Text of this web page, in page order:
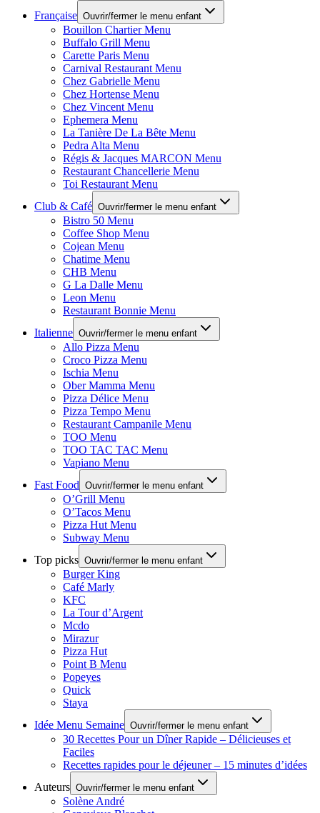
Française Ouvrir/fermer le menu enfant
Bouillon Chartier Menu
Buffalo Grill Menu
Carette Paris Menu
Carnival Restaurant Menu
Chez Gabrielle Menu
Chez Hortense Menu
Chez Vincent Menu
Ephemera Menu
La Tanière De La Bête Menu
Pedra Alta Menu
Régis & Jacques MARCON Menu
Restaurant Chancellerie Menu
Toi Restaurant Menu
Club & Café Ouvrir/fermer le menu enfant
Bistro 50 Menu
Coffee Shop Menu
Cojean Menu
Chatime Menu
CHB Menu
G La Dalle Menu
Leon Menu
Restaurant Bonnie Menu
Italienne Ouvrir/fermer le menu enfant
Allo Pizza Menu
Croco Pizza Menu
Ischia Menu
Ober Mamma Menu
Pizza Délice Menu
Pizza Tempo Menu
Restaurant Campanile Menu
TOO Menu
TOO TAC TAC Menu
Vapiano Menu
Fast Food Ouvrir/fermer le menu enfant
O’Grill Menu
O’Tacos Menu
Pizza Hut Menu
Subway Menu
Top picks Ouvrir/fermer le menu enfant
Burger King
Café Marly
KFC
La Tour d’Argent
Mcdo
Mirazur
Pizza Hut
Point B Menu
Popeyes
Quick
Staya
Idée Menu Semaine Ouvrir/fermer le menu enfant
30 Recettes Pour un Dîner Rapide – Délicieuses et
Faciles
Recettes rapides pour le déjeuner – 15 minutes d’idées
Auteurs Ouvrir/fermer le menu enfant
Solène André